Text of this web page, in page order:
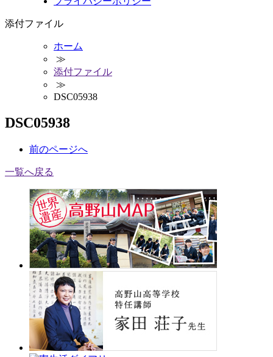
添付ファイル
ホーム
≫
添付ファイル
≫
DSC05938
DSC05938
前のページへ
一覧へ戻る